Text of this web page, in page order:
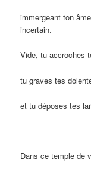
immergeant ton
incertain.
Vide, tu accroches
tu graves tes
et tu déposes tes
Dans ce temple de